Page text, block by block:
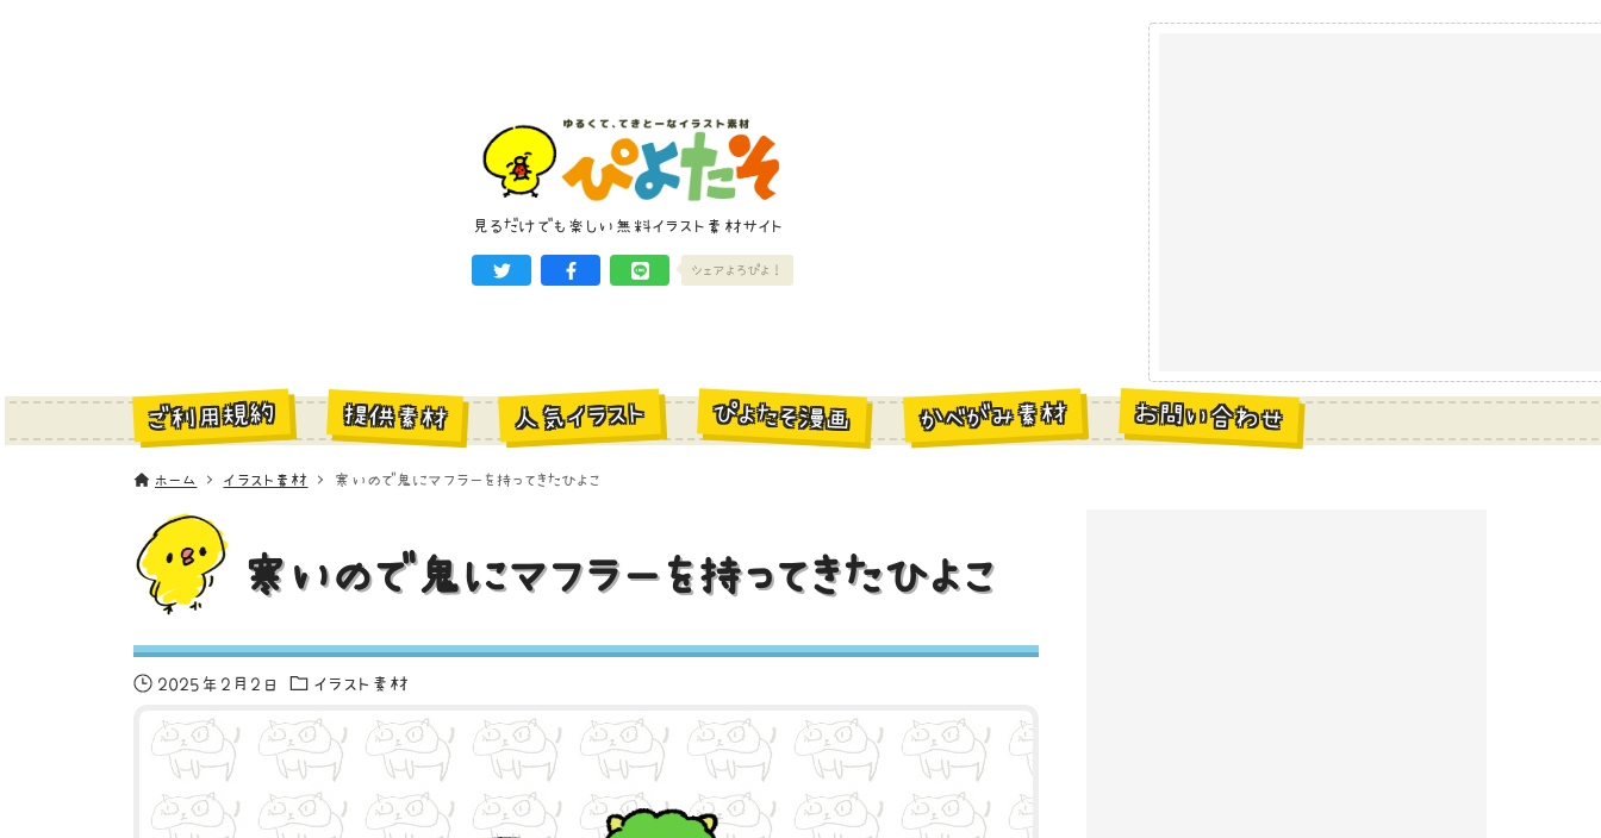
見るだけでも楽しい無料イラスト素材サイト
シェアよろぴよ！
ご利用規約 提供素材 人気イラスト ぴよたそ漫画 かべがみ素材 お問い合わせ
ホーム イラスト素材 寒いので鬼にマフラーを持ってきたひよこ
寒いので鬼にマフラーを持ってきたひよこ
2025年2月2日 イラスト素材